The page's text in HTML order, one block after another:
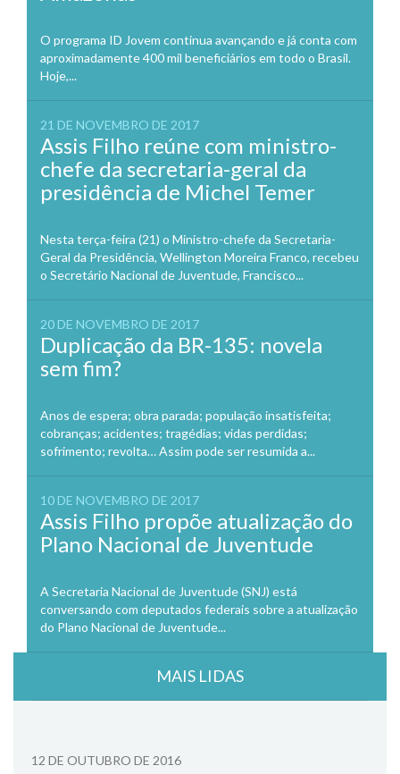
O programa ID Jovem continua avançando e já conta com
aproximadamente 400 mil beneficiários em todo o Brasil.
Hoje,...
21 DE NOVEMBRO DE 2017
Assis Filho reúne com ministro-
chefe da secretaria-geral da
presidência de Michel Temer
Nesta terça-feira (21) o Ministro-chefe da Secretaria-
Geral da Presidência, Wellington Moreira Franco, recebeu
o Secretário Nacional de Juventude, Francisco...
20 DE NOVEMBRO DE 2017
Duplicação da BR-135: novela
sem fim?
Anos de espera; obra parada; população insatisfeita;
cobranças; acidentes; tragédias; vidas perdidas;
sofrimento; revolta… Assim pode ser resumida a...
10 DE NOVEMBRO DE 2017
Assis Filho propõe atualização do
Plano Nacional de Juventude
A Secretaria Nacional de Juventude (SNJ) está
conversando com deputados federais sobre a atualização
do Plano Nacional de Juventude...
MAIS LIDAS
12 DE OUTUBRO DE 2016